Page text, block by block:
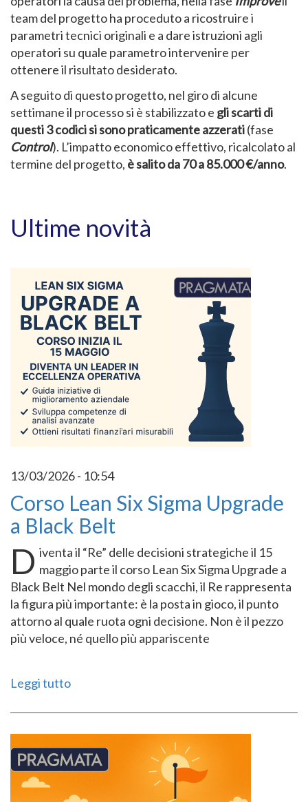
team del progetto ha proceduto a ricostruire i
parametri tecnici originali e a dare istruzioni agli
operatori su quale parametro intervenire per
ottenere il risultato desiderato.
A seguito di questo progetto, nel giro di alcune
settimane il processo si è stabilizzato e gli scarti di
questi 3 codici si sono praticamente azzerati(fase
Control). L’impatto economico effettivo, ricalcolato al
termine del progetto, è salito da 70 a 85.000 €/anno.
Ultime novità
13/03/2026 - 10:54
Corso Lean Six Sigma Upgrade
a Black Belt
D iventa il “Re” delle decisioni strategiche il 15
maggio parte il corso Lean Six Sigma Upgrade a
Black Belt Nel mondo degli scacchi, il Re rappresenta
la figura più importante: è la posta in gioco, il punto
attorno al quale ruota ogni decisione. Non è il pezzo
più veloce, né quello più appariscente
Leggi tutto